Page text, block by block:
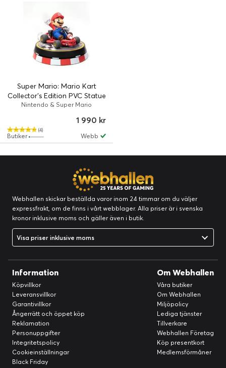
Super Mario: Mario Kart
Collector's Edition PVC Statue
Nintendo & Super Mario
(4)
1 990 kr
Webb
Butiker
Webhallen skickar beställda varor inom 24 timmar om du väljer
expressfrakt, om de finns i vårt webblager. Alla priser är i svenska
kronor inklusive moms och gäller även i butik.
Visa priser inklusive moms
Information
Köpvillkor
Leveransvillkor
Garantivillkor
Ångerrätt och öppet köp
Reklamation
Personuppgifter
Integritetspolicy
Cookieinställningar
Black Friday
Om Webhallen
Våra butiker
Om Webhallen
Miljöpolicy
Lediga tjänster
Tillverkare
Webhallen Företag
Köp presentkort
Medlemsförmåner